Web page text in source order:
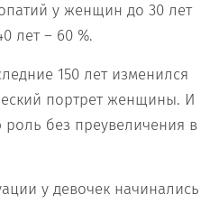
у женщин до 30 лет
лет – 60 %.
150 лет изменился
портрет женщины. И
роль без преувеличения в
у девочек начинались